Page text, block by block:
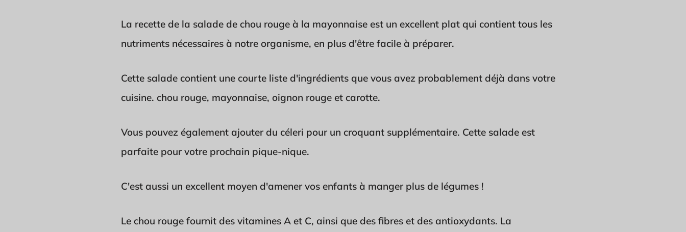
La recette de la salade de chou rouge à la mayonnaise est un excellent plat qui contient tous les
nutriments nécessaires à notre organisme, en plus d'être facile à préparer.
Cette salade contient une courte liste d'ingrédients que vous avez probablement déjà dans votre
cuisine. chou rouge, mayonnaise, oignon rouge et carotte.
Vous pouvez également ajouter du céleri pour un croquant supplémentaire. Cette salade est
parfaite pour votre prochain pique-nique.
C'est aussi un excellent moyen d'amener vos enfants à manger plus de légumes !
Le chou rouge fournit des vitamines A et C, ainsi que des fibres et des antioxydants. La